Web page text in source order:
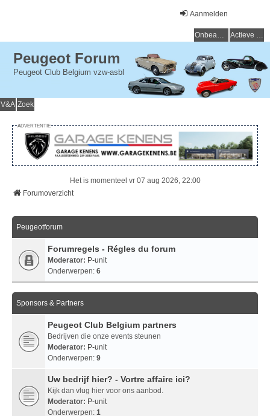
Aanmelden
Onbeantwoorde onderwerpen Actieve onderwerpen
Peugeot Forum
Peugeot Club Belgium vzw-asbl
V&A Zoek
ADVERTENTIE
Het is momenteel vr 07 aug 2026, 22:00
Forumoverzicht
Peugeotforum
Forumregels - Régles du forum
Moderator: P-unit
Onderwerpen: 6
Sponsors & Partners
Peugeot Club Belgium partners
Bedrijven die onze events steunen
Moderator: P-unit
Onderwerpen: 9
Uw bedrijf hier? - Vortre affaire ici?
Kijk dan vlug hier voor ons aanbod.
Moderator: P-unit
Onderwerpen: 1